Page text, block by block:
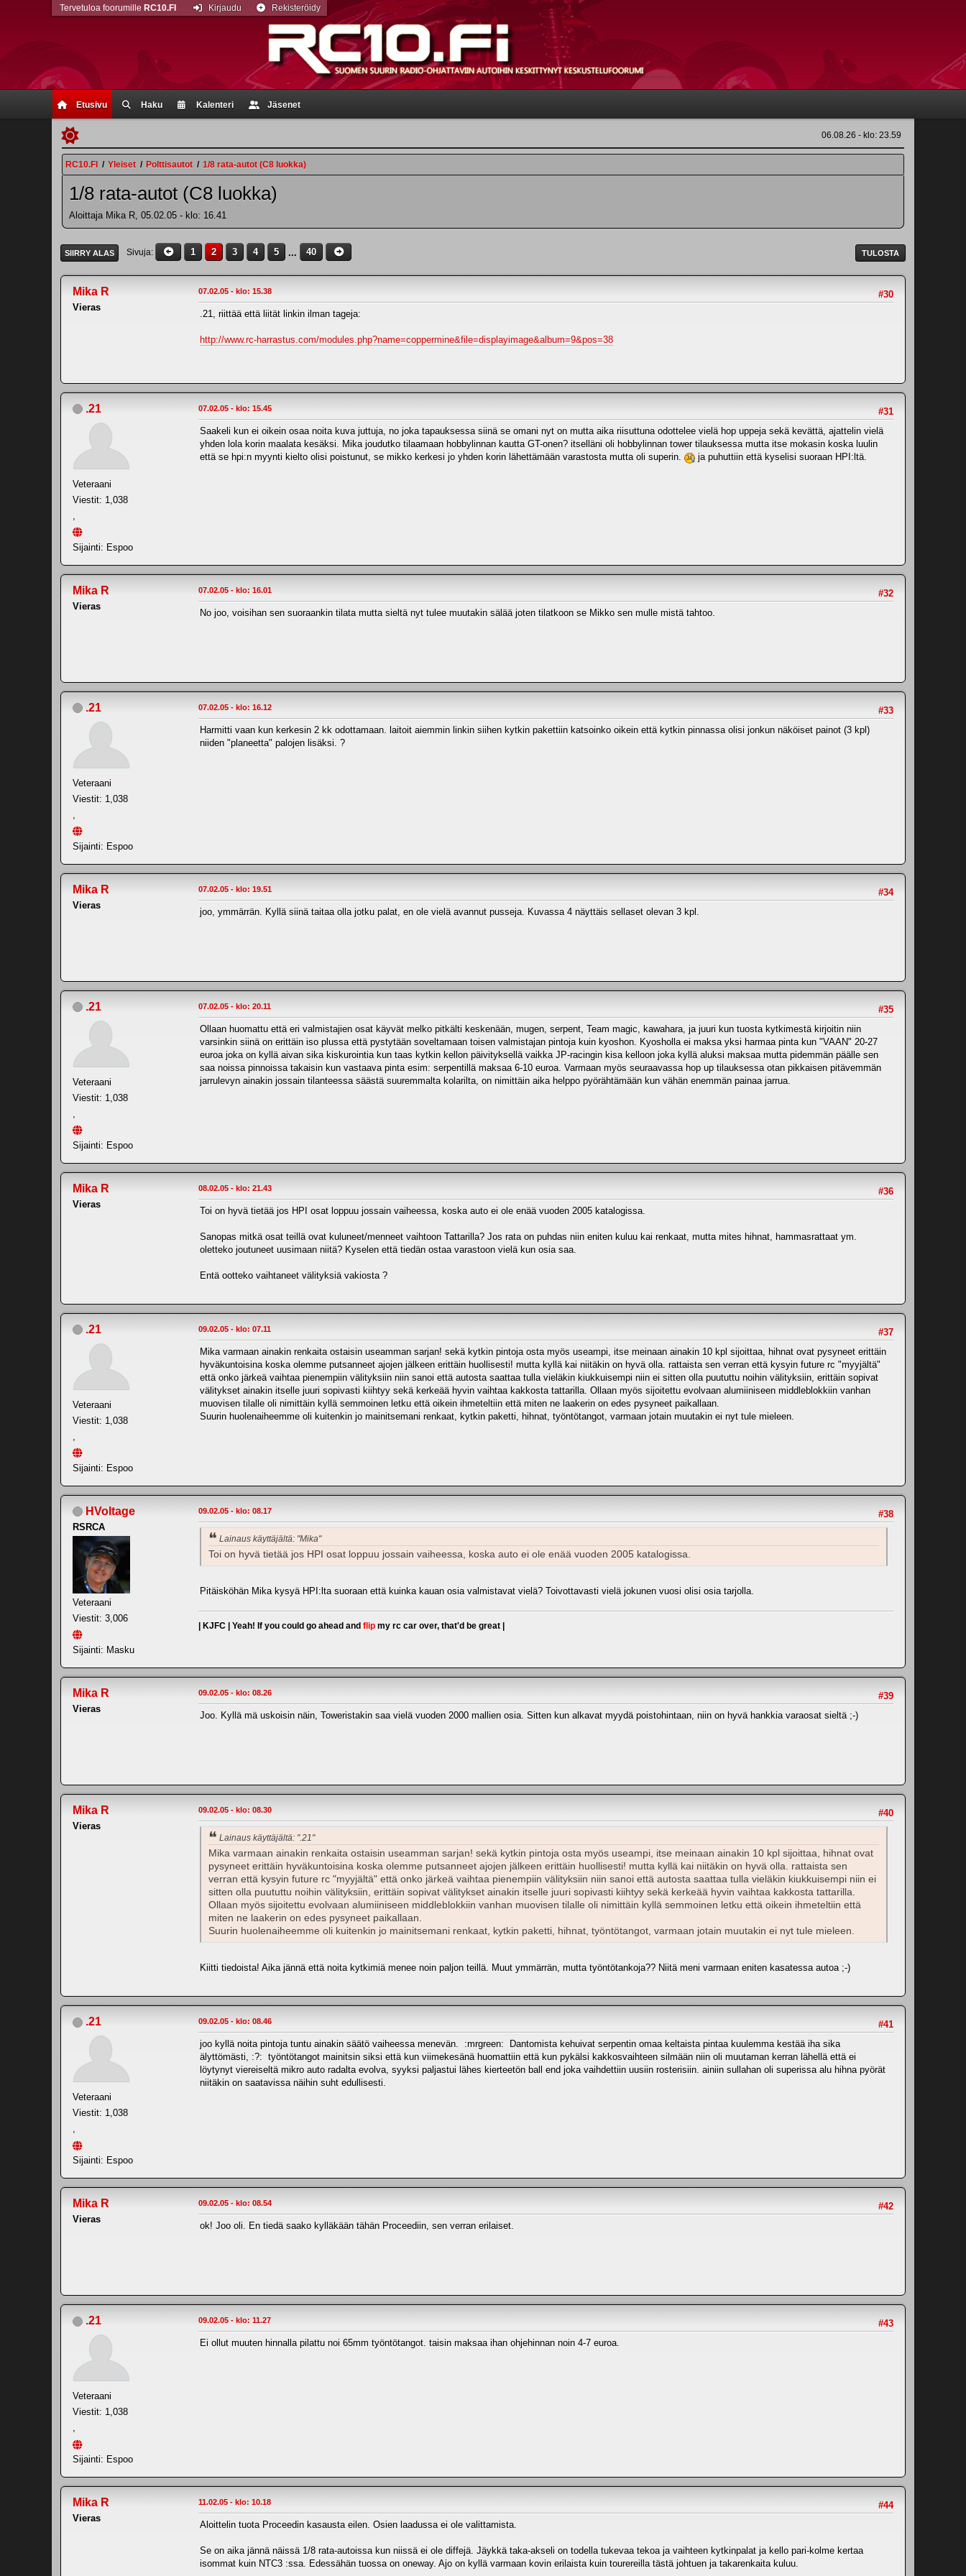
Etusivu Haku Kalenteri Jäsenet
Tervetuloa foorumille RC10.FI Kirjaudu Rekisteröidy
06.08.26 - klo: 23.59
RC10.FI / Yleiset / Polttisautot / 1/8 rata-autot (C8 luokka)
1/8 rata-autot (C8 luokka)
Aloittaja Mika R, 05.02.05 - klo: 16.41
TULOSTA
SIIRRY ALAS Sivuja 1 2 3 4 5 ... 40
Mika R
Vieras
#30
07.02.05 - klo: 15.38
.21, riittää että liität linkin ilman tageja:
http://www.rc-harrastus.com/modules.php?name=coppermine&file=displayimage&album=9&pos=38
.21
Veteraani
Viestit: 1,038
Sijainti: Espoo
#31
07.02.05 - klo: 15.45
Saakeli kun ei oikein osaa noita kuva juttuja, no joka tapauksessa siinä se omani nyt on mutta aika riisuttuna odottelee vielä hop uppeja sekä kevättä, ajattelin vielä
yhden lola korin maalata kesäksi. Mika joudutko tilaamaan hobbylinnan kautta GT-onen? itselläni oli hobbylinnan tower tilauksessa mutta itse mokasin koska luulin
että se hpi:n myynti kielto olisi poistunut, se mikko kerkesi jo yhden korin lähettämään varastosta mutta oli superin.
ja puhuttiin että kyselisi suoraan HPI:ltä.
Mika R
Vieras
#32
07.02.05 - klo: 16.01
No joo, voisihan sen suoraankin tilata mutta sieltä nyt tulee muutakin sälää joten tilatkoon se Mikko sen mulle mistä tahtoo.
.21
Veteraani
Viestit: 1,038
Sijainti: Espoo
#33
07.02.05 - klo: 16.12
Harmitti vaan kun kerkesin 2 kk odottamaan. laitoit aiemmin linkin siihen kytkin pakettiin katsoinko oikein että kytkin pinnassa olisi jonkun näköiset painot (3 kpl)
niiden "planeetta" palojen lisäksi. ?
Mika R
Vieras
#34
07.02.05 - klo: 19.51
joo, ymmärrän. Kyllä siinä taitaa olla jotku palat, en ole vielä avannut pusseja. Kuvassa 4 näyttäis sellaset olevan 3 kpl.
.21
Veteraani
Viestit: 1,038
Sijainti: Espoo
#35
07.02.05 - klo: 20.11
Ollaan huomattu että eri valmistajien osat käyvät melko pitkälti keskenään, mugen, serpent, Team magic, kawahara, ja juuri kun tuosta kytkimestä kirjoitin niin
varsinkin siinä on erittäin iso plussa että pystytään soveltamaan toisen valmistajan pintoja kuin kyoshon. Kyosholla ei maksa yksi harmaa pinta kun "VAAN" 20-27
euroa joka on kyllä aivan sika kiskurointia kun taas kytkin kellon päivityksellä vaikka JP-racingin kisa kelloon joka kyllä aluksi maksaa mutta pidemmän päälle sen
saa noissa pinnoissa takaisin kun vastaava pinta esim: serpentillä maksaa 6-10 euroa. Varmaan myös seuraavassa hop up tilauksessa otan pikkaisen pitävemmän
jarrulevyn ainakin jossain tilanteessa säästä suuremmalta kolarilta, on nimittäin aika helppo pyörähtämään kun vähän enemmän painaa jarrua.
Mika R
Vieras
#36
08.02.05 - klo: 21.43
Toi on hyvä tietää jos HPI osat loppuu jossain vaiheessa, koska auto ei ole enää vuoden 2005 katalogissa.
Sanopas mitkä osat teillä ovat kuluneet/menneet vaihtoon Tattarilla? Jos rata on puhdas niin eniten kuluu kai renkaat, mutta mites hihnat, hammasrattaat ym.
oletteko joutuneet uusimaan niitä? Kyselen että tiedän ostaa varastoon vielä kun osia saa.
Entä ootteko vaihtaneet välityksiä vakiosta ?
.21
Veteraani
Viestit: 1,038
Sijainti: Espoo
#37
09.02.05 - klo: 07.11
Mika varmaan ainakin renkaita ostaisin useamman sarjan! sekä kytkin pintoja osta myös useampi, itse meinaan ainakin 10 kpl sijoittaa, hihnat ovat pysyneet erittäin
hyväkuntoisina koska olemme putsanneet ajojen jälkeen erittäin huollisesti! mutta kyllä kai niitäkin on hyvä olla. rattaista sen verran että kysyin future rc "myyjältä"
että onko järkeä vaihtaa pienempiin välityksiin niin sanoi että autosta saattaa tulla vieläkin kiukkuisempi niin ei sitten olla puututtu noihin välityksiin, erittäin sopivat
välitykset ainakin itselle juuri sopivasti kiihtyy sekä kerkeää hyvin vaihtaa kakkosta tattarilla. Ollaan myös sijoitettu evolvaan alumiiniseen middleblokkiin vanhan
muovisen tilalle oli nimittäin kyllä semmoinen letku että oikein ihmeteltiin että miten ne laakerin on edes pysyneet paikallaan.
Suurin huolenaiheemme oli kuitenkin jo mainitsemani renkaat, kytkin paketti, hihnat, työntötangot, varmaan jotain muutakin ei nyt tule mieleen.
HVoltage
RSRCA
Veteraani
Viestit: 3,006
Sijainti: Masku
#38
09.02.05 - klo: 08.17
Lainaus käyttäjältä: "Mika"
Toi on hyvä tietää jos HPI osat loppuu jossain vaiheessa, koska auto ei ole enää vuoden 2005 katalogissa.
Pitäisköhän Mika kysyä HPI:lta suoraan että kuinka kauan osia valmistavat vielä? Toivottavasti vielä jokunen vuosi olisi osia tarjolla.
| KJFC | Yeah! If you could go ahead and flip my rc car over, that'd be great |
Mika R
Vieras
#39
09.02.05 - klo: 08.26
Joo. Kyllä mä uskoisin näin, Toweristakin saa vielä vuoden 2000 mallien osia. Sitten kun alkavat myydä poistohintaan, niin on hyvä hankkia varaosat sieltä ;-)
Mika R
Vieras
#40
09.02.05 - klo: 08.30
Lainaus käyttäjältä: ".21"
Mika varmaan ainakin renkaita ostaisin useamman sarjan! sekä kytkin pintoja osta myös useampi, itse meinaan ainakin 10 kpl sijoittaa, hihnat ovat
pysyneet erittäin hyväkuntoisina koska olemme putsanneet ajojen jälkeen erittäin huollisesti! mutta kyllä kai niitäkin on hyvä olla. rattaista sen
verran että kysyin future rc "myyjältä" että onko järkeä vaihtaa pienempiin välityksiin niin sanoi että autosta saattaa tulla vieläkin kiukkuisempi niin ei
sitten olla puututtu noihin välityksiin, erittäin sopivat välitykset ainakin itselle juuri sopivasti kiihtyy sekä kerkeää hyvin vaihtaa kakkosta tattarilla.
Ollaan myös sijoitettu evolvaan alumiiniseen middleblokkiin vanhan muovisen tilalle oli nimittäin kyllä semmoinen letku että oikein ihmeteltiin että
miten ne laakerin on edes pysyneet paikallaan.
Suurin huolenaiheemme oli kuitenkin jo mainitsemani renkaat, kytkin paketti, hihnat, työntötangot, varmaan jotain muutakin ei nyt tule mieleen.
Kiitti tiedoista! Aika jännä että noita kytkimiä menee noin paljon teillä. Muut ymmärrän, mutta työntötankoja?? Niitä meni varmaan eniten kasatessa autoa ;-)
.21
Veteraani
Viestit: 1,038
,
Sijainti: Espoo
#41
09.02.05 - klo: 08.46
joo kyllä noita pintoja tuntu ainakin säätö vaiheessa menevän. :mrgreen: Dantomista kehuivat serpentin omaa keltaista pintaa kuulemma kestää iha sika
älyttömästi, :?: työntötangot mainitsin siksi että kun viimekesänä huomattiin että kun pykälsi kakkosvaihteen silmään niin oli muutaman kerran lähellä että ei
löytynyt viereiseltä mikro auto radalta evolva, syyksi paljastui lähes kierteetön ball end joka vaihdettiin uusiin rosterisiin. ainiin sullahan oli superissa alu hihna pyörät
niitäkin on saatavissa näihin suht edullisesti.
Mika R
Vieras
#42
09.02.05 - klo: 08.54
ok! Joo oli. En tiedä saako kylläkään tähän Proceediin, sen verran erilaiset.
.21
Veteraani
Viestit: 1,038
,
Sijainti: Espoo
#43
09.02.05 - klo: 11.27
Ei ollut muuten hinnalla pilattu noi 65mm työntötangot. taisin maksaa ihan ohjehinnan noin 4-7 euroa.
Mika R
Vieras
#44
11.02.05 - klo: 10.18
Aloittelin tuota Proceedin kasausta eilen. Osien laadussa ei ole valittamista.
Se on aika jännä näissä 1/8 rata-autoissa kun niissä ei ole diffejä. Jäykkä taka-akseli on todella tukevaa tekoa ja vaihteen kytkinpalat ja kello pari-kolme kertaa
isommat kuin NTC3 :ssa. Edessähän tuossa on oneway. Ajo on kyllä varmaan kovin erilaista kuin tourereilla tästä johtuen ja takarenkaita kuluu.